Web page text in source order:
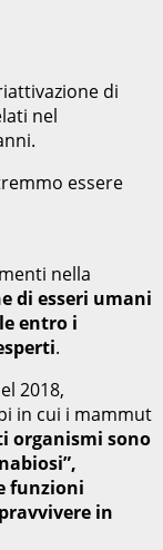
di
nel
nella
di esseri umani
entro i
.
2018,
in cui i mammut
organismi sono
funzioni
in